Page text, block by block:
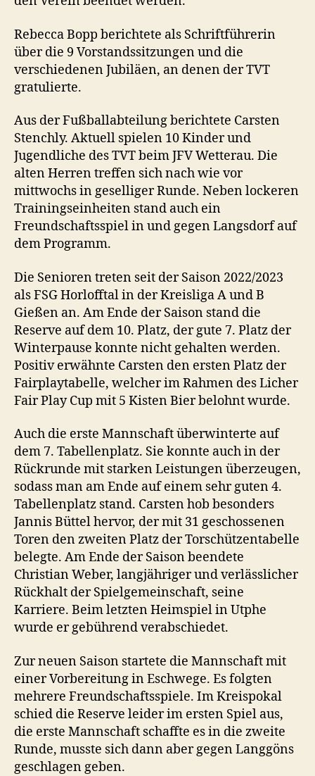
Rebecca Bopp berichtete als Schriftführerin
über die 9 Vorstandssitzungen und die
verschiedenen Jubiläen, an denen der TVT
gratulierte.
Aus der Fußballabteilung berichtete Carsten
Stenchly. Aktuell spielen 10 Kinder und
Jugendliche des TVT beim JFV Wetterau. Die
alten Herren treffen sich nach wie vor
mittwochs in geselliger Runde. Neben lockeren
Trainingseinheiten stand auch ein
Freundschaftsspiel in und gegen Langsdorf auf
dem Programm.
Die Senioren treten seit der Saison 2022/2023
als FSG Horlofftal in der Kreisliga A und B
Gießen an. Am Ende der Saison stand die
Reserve auf dem 10. Platz, der gute 7. Platz der
Winterpause konnte nicht gehalten werden.
Positiv erwähnte Carsten den ersten Platz der
Fairplaytabelle, welcher im Rahmen des Licher
Fair Play Cup mit 5 Kisten Bier belohnt wurde.
Auch die erste Mannschaft überwinterte auf
dem 7. Tabellenplatz. Sie konnte auch in der
Rückrunde mit starken Leistungen überzeugen,
sodass man am Ende auf einem sehr guten 4.
Tabellenplatz stand. Carsten hob besonders
Jannis Büttel hervor, der mit 31 geschossenen
Toren den zweiten Platz der Torschützentabelle
belegte. Am Ende der Saison beendete
Christian Weber, langjähriger und verlässlicher
Rückhalt der Spielgemeinschaft, seine
Karriere. Beim letzten Heimspiel in Utphe
wurde er gebührend verabschiedet.
Zur neuen Saison startete die Mannschaft mit
einer Vorbereitung in Eschwege. Es folgten
mehrere Freundschaftsspiele. Im Kreispokal
schied die Reserve leider im ersten Spiel aus,
die erste Mannschaft schaffte es in die zweite
Runde, musste sich dann aber gegen Langgöns
geschlagen geben.